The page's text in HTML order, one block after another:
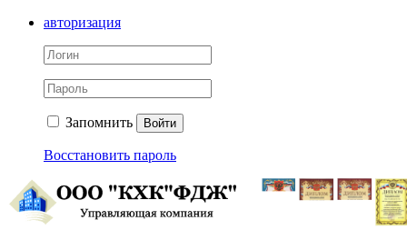
авторизация
Запомнить Войти
Восстановить пароль